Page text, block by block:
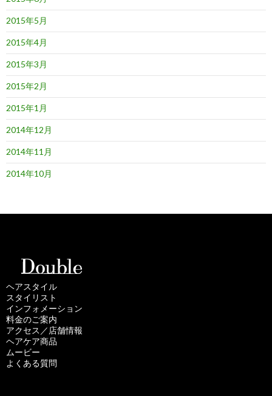
2015年5月
2015年4月
2015年3月
2015年2月
2015年1月
2014年12月
2014年11月
2014年10月
ヘアスタイル
スタイリスト
インフォメーション
料金のご案内
アクセス／店舗情報
ヘアケア商品
ムービー
よくある質問